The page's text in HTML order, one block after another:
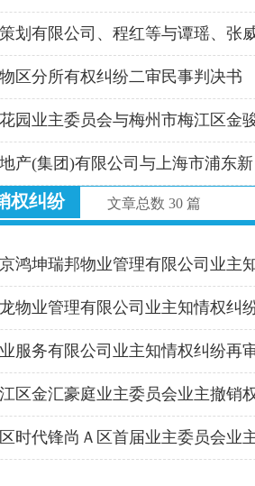
划有限公司、程红等与谭瑶、张
区分所有权纠纷二审民事判决书
园业主委员会与梅州市梅江区金
产(集团)有限公司与上海市浦东新
权纠纷 文章总数 30 篇
鸿坤瑞邦物业管理有限公司业主
物业管理有限公司业主知情权纠
服务有限公司业主知情权纠纷再
区金汇豪庭业主委员会业主撤销
时代锋尚Ａ区首届业主委员会业